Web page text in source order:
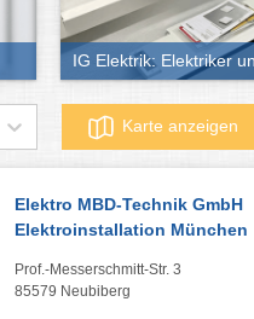
IG Elektrik: Elektriker
Karte anzeigen
Elektro MBD-Technik GmbH
Elektroinstallation München
Prof.-Messerschmitt-Str. 3
85579 Neubiberg